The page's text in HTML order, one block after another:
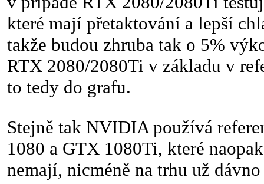
které mají přetaktování a lepší
takže budou zhruba tak o 5%
RTX 2080/2080Ti v základu v
to tedy do grafu.
Stejně tak NVIDIA používá
1080 a GTX 1080Ti, které
nemají, nicméně na trhu už